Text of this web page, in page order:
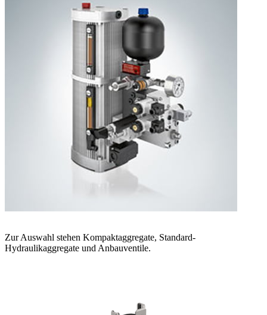
Zur Auswahl stehen Kompaktaggregate, Standard-
Hydraulikaggregate und Anbauventile.